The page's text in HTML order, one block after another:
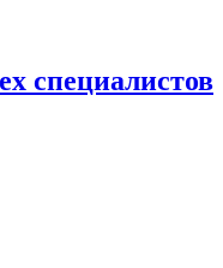
специалистов